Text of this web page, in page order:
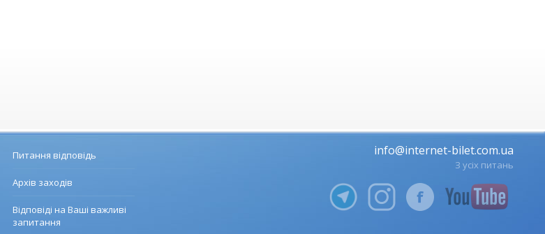
Питання відповідь
Архів заходів
Відповіді на Ваші важливі
запитання
info@internet-bilet.com.ua
З усіх питань